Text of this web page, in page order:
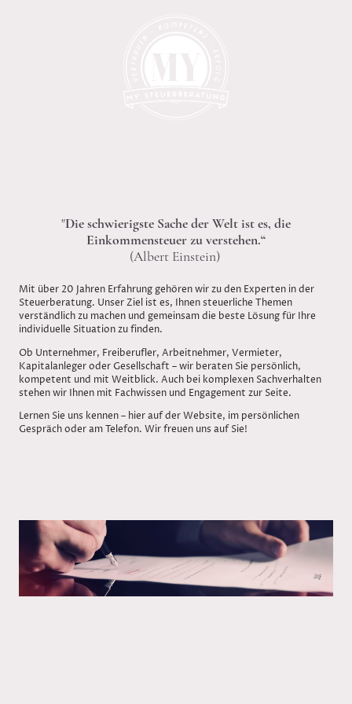
"Die schwierigste Sache der Welt ist es, die
Einkommensteuer zu verstehen.“
(Albert Einstein)
Mit über 20 Jahren Erfahrung gehören wir zu den Experten in der
Steuerberatung. Unser Ziel ist es, Ihnen steuerliche Themen
verständlich zu machen und gemeinsam die beste Lösung für Ihre
individuelle Situation zu finden.
Ob Unternehmer, Freiberufler, Arbeitnehmer, Vermieter,
Kapitalanleger oder Gesellschaft – wir beraten Sie persönlich,
kompetent und mit Weitblick. Auch bei komplexen Sachverhalten
stehen wir Ihnen mit Fachwissen und Engagement zur Seite.
Lernen Sie uns kennen – hier auf der Website, im persönlichen
Gespräch oder am Telefon. Wir freuen uns auf Sie!